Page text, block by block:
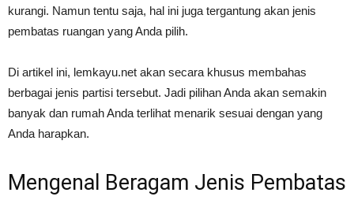
kurangi. Namun tentu saja, hal ini juga tergantung akan jenis
pembatas ruangan yang Anda pilih.
Di artikel ini, lemkayu.net akan secara khusus membahas
berbagai jenis partisi tersebut. Jadi pilihan Anda akan semakin
banyak dan rumah Anda terlihat menarik sesuai dengan yang
Anda harapkan.
Mengenal Beragam Jenis Pembatas